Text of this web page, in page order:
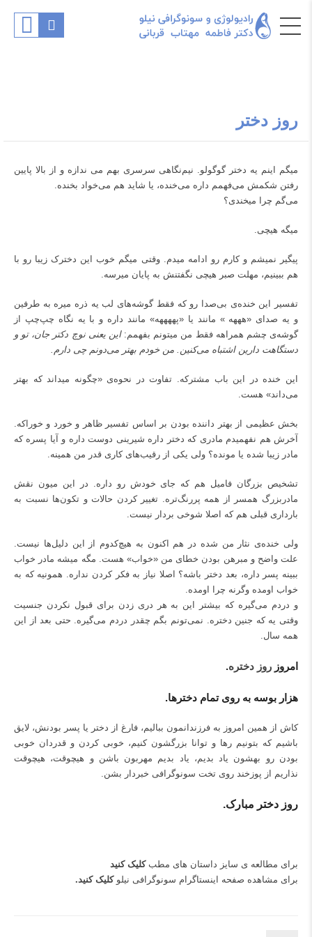
روز دختر
میگم اینم یه دختر گوگولو. نیم‌نگاهی سرسری بهم می ندازه و از بالا پایین
رفتن شکمش می‌فهمم داره می‌خنده، یا شاید هم می‌خواد بخنده.
می‌گم چرا میخندی؟
میگه هیچی.
پیگیر نمیشم و کارم رو ادامه میدم. وقتی میگم خوب این دخترک زیبا رو با
هم ببینیم، مهلت صبر هیچی نگفتنش به پایان میرسه.
تفسیر این خنده‌ی بی‌صدا رو که فقط گوشه‌های لب یه ذره میره به طرفین
و یه صدای «هههه » مانند یا «پههههه» مانند داره و با یه نگاه چپ‌چپ از
گوشه‌ی چشم همراهه فقط من میتونم بفهمم:این یعنی نوچ دکتر جان، تو و
دستگاهت دارین اشتباه می‌کنین. من خودم بهتر می‌دونم چی دارم.
این خنده در این باب مشترکه. تفاوت در نحوه‌ی «چگونه میداند که بهتر
می‌داند» هست.
بخش عظیمی از بهتر داننده بودن بر اساس تفسیر ظاهر و خورد و خوراکه.
آخرش هم نفهمیدم مادری که دختر داره شیرینی دوست داره و آیا پسره که
مادر زیبا شده یا مونده؟ ولی یکی از رقیب‌های کاری قدر من همینه.
تشخیص بزرگان فامیل هم که جای خودش رو داره. در این میون نقش
مادربزرگ همسر از همه پررنگ‌تره. تغییر کردن حالات و تکون‌ها نسبت به
بارداری قبلی هم که اصلا شوخی بردار نیست.
ولی خنده‌ی نثار من شده در هم اکنون به هیچ‌کدوم از این دلیل‌ها نیست.
علت واضح و مبرهن بودن خطای من «خواب» هست. مگه میشه مادر خواب
ببینه پسر داره، بعد دختر باشه؟ اصلا نیاز به فکر کردن نداره. همونیه که به
خواب اومده وگرنه چرا اومده.
و دردم می‌گیره که بیشتر این به هر دری زدن برای قبول نکردن جنسیت
وقتی یه که جنین دختره. نمی‌تونم بگم چقدر دردم می‌گیره. حتی بعد از این
همه سال.
امروز روز دختره.
هزار بوسه به روی تمام دخترها.
کاش از همین امروز به فرزندانمون ببالیم، فارغ از دختر یا پسر بودنش، لایق
باشیم که بتونیم رها و توانا بزرگشون کنیم، خوبی کردن و قدردان خوبی
بودن رو بهشون یاد بدیم، یاد بدیم مهربون باشن و هیچوقت، هیچوقت
نذاریم از پوزخند روی تخت سونوگرافی خبردار بشن.
روز دختر مبارک.
برای مطالعه ی سایز داستان های مطب کلیک کنید
برای مشاهده صفحه اینستاگرام سونوگرافی نیلوکلیک کنید.